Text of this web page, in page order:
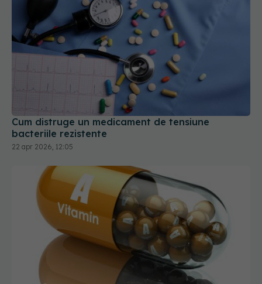
Cum distruge un medicament de tensiune
bacteriile rezistente
22 apr 2026, 12:05